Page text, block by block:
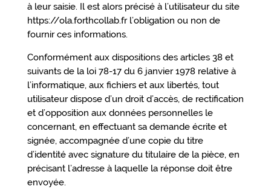
à leur saisie. Il est alors précisé à l’utilisateur du site
https://ola.forthcollab.fr l’obligation ou non de
fournir ces informations.
Conformément aux dispositions des articles 38 et
suivants de la loi 78-17 du 6 janvier 1978 relative à
l’informatique, aux fichiers et aux libertés, tout
utilisateur dispose d’un droit d’accès, de rectification
et d’opposition aux données personnelles le
concernant, en effectuant sa demande écrite et
signée, accompagnée d’une copie du titre
d’identité avec signature du titulaire de la pièce, en
précisant l’adresse à laquelle la réponse doit être
envoyée.